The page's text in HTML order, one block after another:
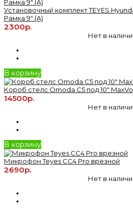
Установочный комплект TEYES
Рамка 9" (A)
2300р.
Нет в
В корзину
Короб стелс Omoda C5 под 10"
14500р.
Нет в
В корзину
Микрофон Teyes CC4 Pro врезной
2690р.
Нет в